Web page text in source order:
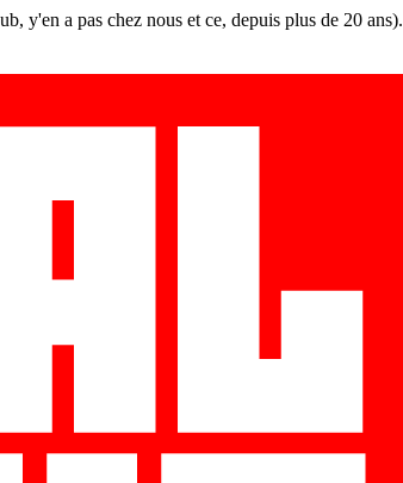
y'en a pas chez nous et ce, depuis plus de 20 ans).